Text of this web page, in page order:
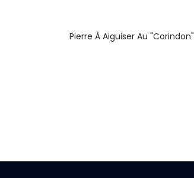
Pierre À Aiguiser Au "Corindon"